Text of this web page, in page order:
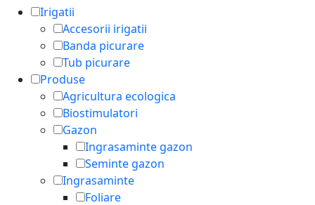
Irigatii
Accesorii irigatii
Banda picurare
Tub picurare
Produse
Agricultura ecologica
Biostimulatori
Gazon
Ingrasaminte gazon
Seminte gazon
Ingrasaminte
Foliare